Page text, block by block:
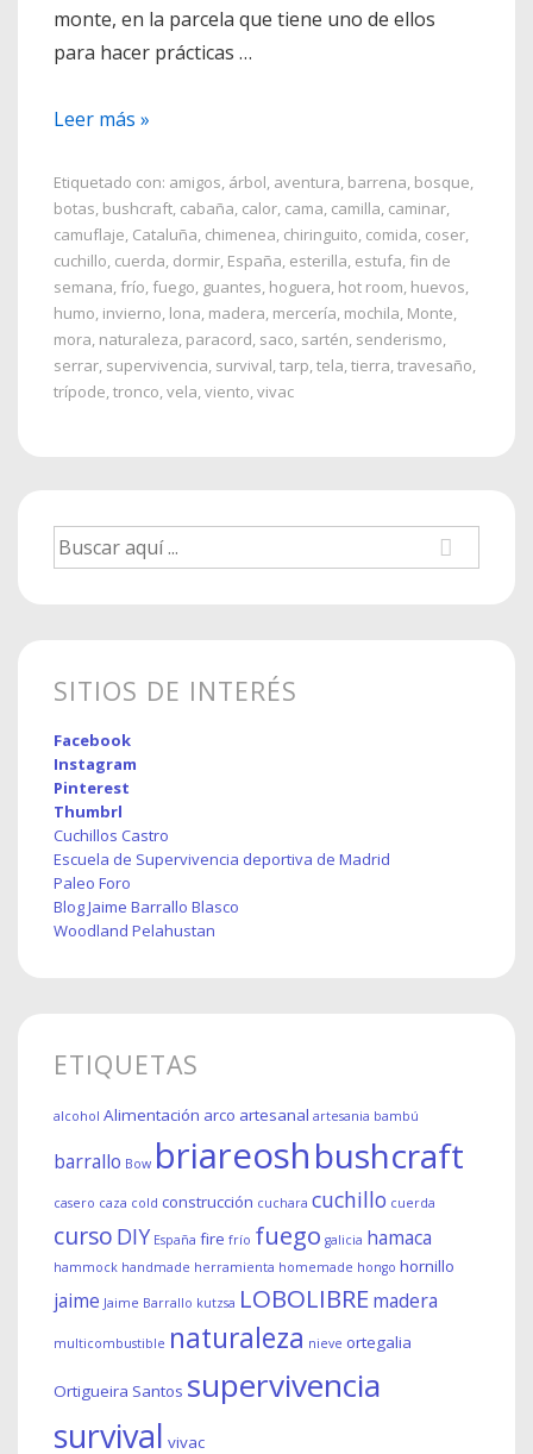
monte, en la parcela que tiene uno de ellos
para hacer prácticas …
Cama
Leer más »
Etiquetado con: amigos, árbol, aventura, barrena, bosque,
botas, bushcraft, cabaña, calor, cama, camilla, caminar,
camuflaje, Cataluña, chimenea, chiringuito, comida, coser,
cuchillo, cuerda, dormir, España, esterilla, estufa, fin de
semana, frío, fuego, guantes, hoguera, hot room, huevos,
humo, invierno, lona, madera, mercería, mochila, Monte,
mora, naturaleza, paracord, saco, sartén, senderismo,
serrar, supervivencia, survival,tarp,tela,tierra,travesaño,
trípode,tronco,vela,viento,vivac
Buscar
por:
SITIOS DE INTERÉS
Facebook
Instagram
Pinterest
Thumbrl
Cuchillos Castro
Escuela de Supervivencia deportiva de Madrid
Paleo Foro
Blog Jaime Barrallo Blasco
Woodland Pelahustan
ETIQUETAS
alcohol Alimentación arco artesanal artesania bambú
barrallo Bow briareoshbushcraft
casero caza cold construcción cuchara cuchillo cuerda
curso DIY España fire frío fuego galicia hamaca
hammock handmade herramienta homemade hongo hornillo
jaime Jaime Barrallo kutzsa LOBOLIBREmadera
multicombustible naturaleza nieve ortegalia
Ortigueira Santos supervivencia
survival vivac